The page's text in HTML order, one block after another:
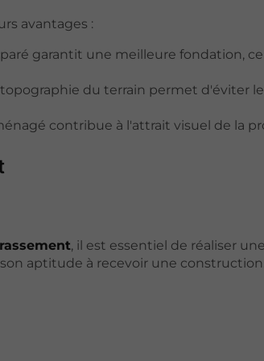
avantages :
garantit une meilleure fondation,
du terrain permet d'éviter
contribue à l'attrait visuel de la
, il est essentiel de réaliser
aptitude à recevoir une